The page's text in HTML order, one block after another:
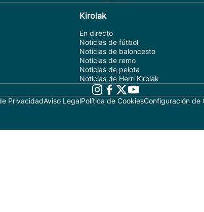
Kirolak
En directo
Noticias de fútbol
Noticias de baloncesto
Noticias de remo
Noticias de pelota
Noticias de Herri Kirolak
PrivacidadAviso LegalPolítica de CookiesConfiguración de